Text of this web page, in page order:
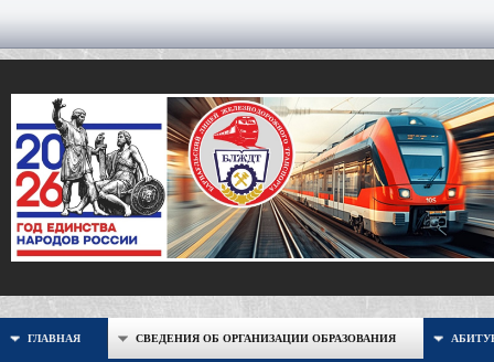
ГЛАВНАЯ СВЕДЕНИЯ ОБ ОРГАНИЗАЦИИ ОБРАЗОВАНИЯ